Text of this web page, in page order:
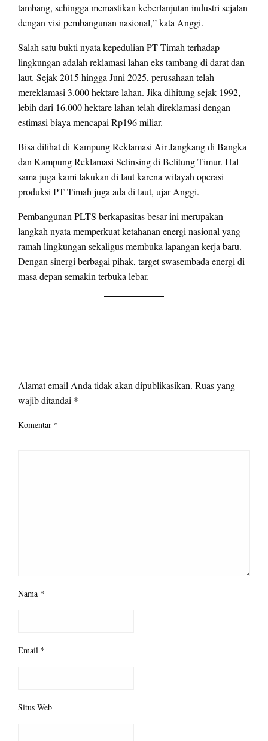
tambang, sehingga memastikan keberlanjutan industri sejalan
dengan visi pembangunan nasional,” kata Anggi.
Salah satu bukti nyata kepedulian PT Timah terhadap
lingkungan adalah reklamasi lahan eks tambang di darat dan
laut. Sejak 2015 hingga Juni 2025, perusahaan telah
mereklamasi 3.000 hektare lahan. Jika dihitung sejak 1992,
lebih dari 16.000 hektare lahan telah direklamasi dengan
estimasi biaya mencapai Rp196 miliar.
Bisa dilihat di Kampung Reklamasi Air Jangkang di Bangka
dan Kampung Reklamasi Selinsing di Belitung Timur. Hal
sama juga kami lakukan di laut karena wilayah operasi
produksi PT Timah juga ada di laut, ujar Anggi.
Pembangunan PLTS berkapasitas besar ini merupakan
langkah nyata memperkuat ketahanan energi nasional yang
ramah lingkungan sekaligus membuka lapangan kerja baru.
Dengan sinergi berbagai pihak, target swasembada energi di
masa depan semakin terbuka lebar.
Alamat email Anda tidak akan dipublikasikan. Ruas yang
wajib ditandai *
Komentar *
Nama *
Email *
Situs Web